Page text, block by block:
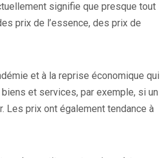
signifie que presque tout
prix de l’essence, des prix de
et à la reprise économique qui
et services, par exemple, si un
Les prix ont également tendance à